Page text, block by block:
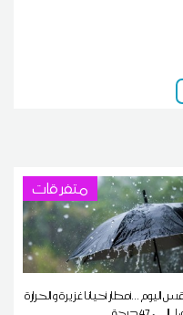
متفرقات
اليوم ...أمطار أحيانا غزيرة و الحرارة